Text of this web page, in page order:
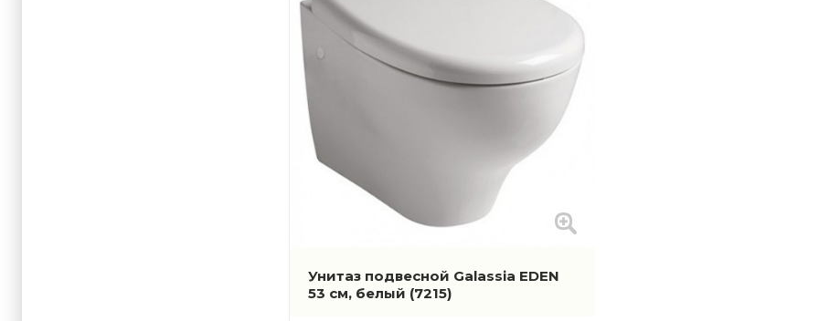
Унитаз подвесной Galassia EDEN
53 см, белый (7215)